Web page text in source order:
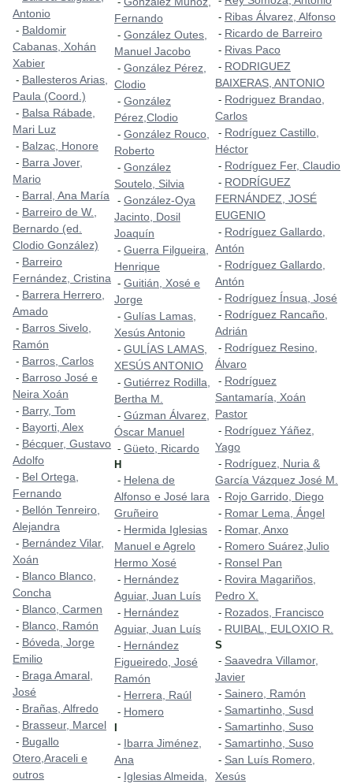
Antonio
- Baldomir
Cabanas, Xohán
Xabier
- Ballesteros Arias,
Paula (Coord.)
- Balsa Rábade,
Mari Luz
- Balzac, Honore
- Barra Jover,
Mario
- Barral, Ana María
- Barreiro de W.,
Bernardo (ed.
Clodio González)
- Barreiro
Fernández, Cristina
- Barrera Herrero,
Amado
- Barros Sivelo,
Ramón
- Barros, Carlos
- Barroso José e
Neira Xoán
- Barry, Tom
- Bayorti, Alex
- Bécquer, Gustavo
Adolfo
- Bel Ortega,
Fernando
- Bellón Tenreiro,
Alejandra
- Bernández Vilar,
Xoán
- Blanco Blanco,
Concha
- Blanco, Carmen
- Blanco, Ramón
- Bóveda, Jorge
Emilio
- Braga Amaral,
José
- Brañas, Alfredo
- Brasseur, Marcel
- Bugallo
Otero,Araceli e
outros
Fernando
- González Outes,
Manuel Jacobo
- González Pérez,
Clodio
- González
Pérez,Clodio
- González Rouco,
Roberto
- González
Soutelo, Silvia
- González-Oya
Jacinto, Dosil
Joaquín
- Guerra Filgueira,
Henrique
- Guitián, Xosé e
Jorge
- Gulías Lamas,
Xesús Antonio
- GULÍAS LAMAS,
XESÚS ANTONIO
- Gutiérrez Rodilla,
Bertha M.
- Gúzman Álvarez,
Óscar Manuel
- Güeto, Ricardo
H
- Helena de
Alfonso e José lara
Gruñeiro
- Hermida Iglesias
Manuel e Agrelo
Hermo Xosé
- Hernández
Aguiar, Juan Luís
- Hernández
Aguiar, Juan Luís
- Hernández
Figueiredo, José
Ramón
- Herrera, Raúl
- Homero
- Ibarra Jiménez,
Ana
- Iglesias Almeida,
- Ribas Álvarez, Alfonso
- Ricardo de Barreiro
- Rivas Paco
- RODRIGUEZ
BAIXERAS, ANTONIO
- Rodriguez Brandao,
Carlos
- Rodríguez Castillo,
Héctor
- Rodríguez Fer, Claudio
- RODRÍGUEZ
FERNÁNDEZ, JOSÉ
EUGENIO
- Rodríguez Gallardo,
Antón
- Rodríguez Gallardo,
Antón
- Rodríguez Ínsua, José
- Rodríguez Rancaño,
Adrián
- Rodríguez Resino,
Álvaro
- Rodríguez
Santamaría, Xoán
Pastor
- Rodríguez Yáñez,
Yago
- Rodríguez, Nuria &
García Vázquez José M.
- Rojo Garrido, Diego
- Romar Lema, Ángel
- Romar, Anxo
- Romero Suárez,Julio
- Ronsel Pan
- Rovira Magariños,
Pedro X.
- Rozados, Francisco
- RUIBAL, EULOXIO R.
S
- Saavedra Villamor,
Javier
- Sainero, Ramón
- Samartinho, Susd
- Samartinho, Suso
- Samartinho, Suso
- San Luís Romero,
Xesús